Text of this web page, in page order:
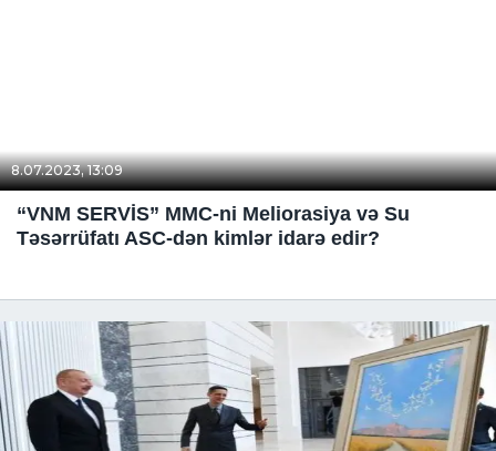
8.07.2023, 13:09
“VNM SERVİS” MMC-ni Meliorasiya və Su
Təsərrüfatı ASC-dən kimlər idarə edir?